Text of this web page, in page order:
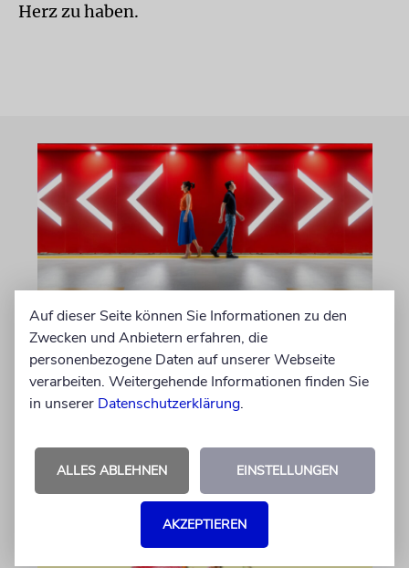
Herz zu haben.
RE’EH
Segen und Fluch
Warum die Tora uns die Wahl lässt – aber
von Jay Schlesinger
06.08.2026
Auf dieser Seite können Sie Informationen zu den
Zwecken und Anbietern erfahren, die
personenbezogene Daten auf unserer Webseite
verarbeiten. Weitergehende Informationen finden Sie
in unserer Datenschutzerklärung.
ALLES ABLEHNEN EINSTELLUNGEN
AKZEPTIEREN